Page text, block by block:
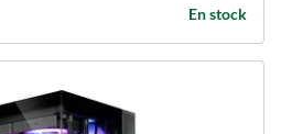
En stock